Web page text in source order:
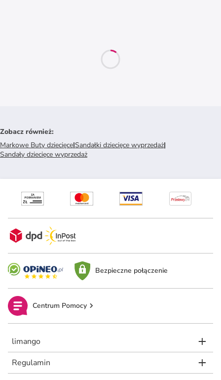
Zobacz również:
Markowe Buty dziecięce|Sandałki dziecięce wyprzedaż|
Sandały dziecięce wyprzedaż
Bezpieczne połączenie
Centrum Pomocy
limango
Regulamin